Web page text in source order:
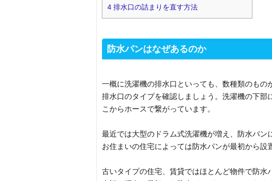
4 排水口の詰まりを直す方法
防水パンはなぜあるのか
一概に洗濯機の排水口といっても、数種類のも
排水口のタイプを確認しましょう。洗濯機の下
こからホースで繋がっています。
最近では大型のドラム式洗濯機が増え、防水パン
お住まいの住宅によっては防水パンが最初から設
古いタイプの住宅、賃貸ではほとんど物件で防